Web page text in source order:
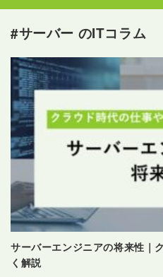
#サーバー のITコラム
サーバーエンジニアの将来性｜
く解説